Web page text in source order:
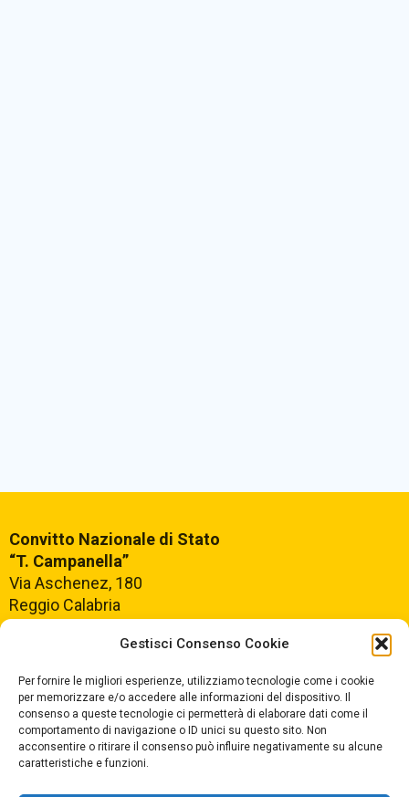
Gestisci Consenso Cookie
Per fornire le migliori esperienze, utilizziamo tecnologie come i cookie
per memorizzare e/o accedere alle informazioni del dispositivo. Il
consenso a queste tecnologie ci permetterà di elaborare dati come il
comportamento di navigazione o ID unici su questo sito. Non
acconsentire o ritirare il consenso può influire negativamente su alcune
caratteristiche e funzioni.
Convitto Nazionale di Stato
“T. Campanella”
Via Aschenez, 180
Reggio Calabria
Segreteria +39096520527
Fax +390965499420
E-mail:rcvc010005@istruzione.it